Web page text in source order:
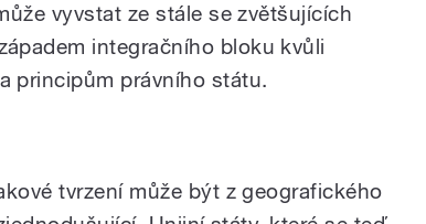
vyvstat ze stále se zvětšujících
integračního bloku kvůli
principům právního státu.
tvrzení může být z geografického